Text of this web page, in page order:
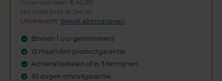
Jouw voordeel: € 42,80
Normale prijs: € 214,00
Uitverkocht: Bekijk alternatieven
Binnen 1 uur gemonteerd
12 maanden productgarantie
Achteraf betalen of in 3 termijnen
30 dagen omruilgarantie